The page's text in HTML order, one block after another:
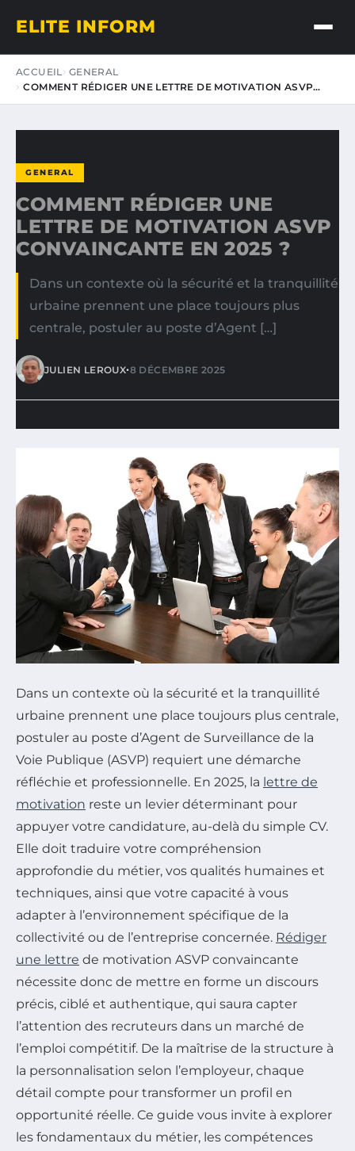
ELITE INFORM
ACCUEIL GENERAL
COMMENT RÉDIGER UNE LETTRE DE MOTIVATION ASVP…
GENERAL
COMMENT RÉDIGER UNE
LETTRE DE MOTIVATION ASVP
CONVAINCANTE EN 2025 ?
Dans un contexte où la sécurité et la tranquillité
urbaine prennent une place toujours plus
centrale, postuler au poste d’Agent […]
JULIEN LEROUX•8 DÉCEMBRE 2025
Dans un contexte où la sécurité et la tranquillité
urbaine prennent une place toujours plus centrale,
postuler au poste d’Agent de Surveillance de la
Voie Publique (ASVP) requiert une démarche
réfléchie et professionnelle. En 2025, la lettre de
motivation reste un levier déterminant pour
appuyer votre candidature, au-delà du simple CV.
Elle doit traduire votre compréhension
approfondie du métier, vos qualités humaines et
techniques, ainsi que votre capacité à vous
adapter à l’environnement spécifique de la
collectivité ou de l’entreprise concernée. Rédiger
une lettre de motivation ASVP convaincante
nécessite donc de mettre en forme un discours
précis, ciblé et authentique, qui saura capter
l’attention des recruteurs dans un marché de
l’emploi compétitif. De la maîtrise de la structure à
la personnalisation selon l’employeur, chaque
détail compte pour transformer un profil en
opportunité réelle. Ce guide vous invite à explorer
les fondamentaux du métier, les compétences